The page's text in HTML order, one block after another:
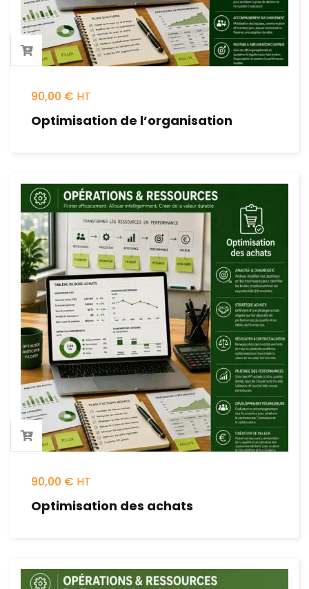
90,00 €
Optimisation de l’organisation
90,00 €
Optimisation des achats